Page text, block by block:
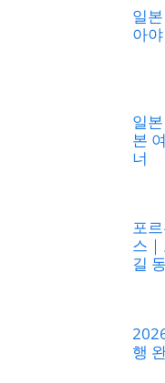
일
아
일
본
너
포
스
길
행